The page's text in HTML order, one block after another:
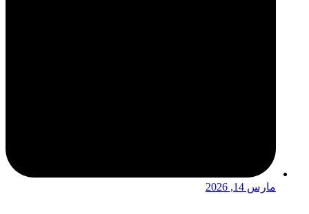
مارس 14, 2026